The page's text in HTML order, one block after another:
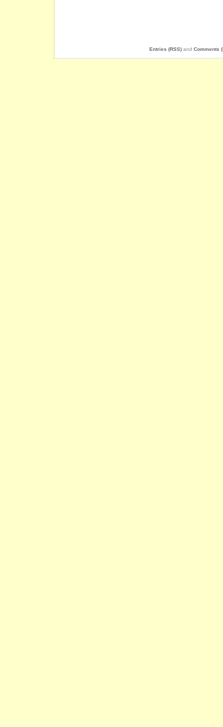
Entries (RSS) and Comments